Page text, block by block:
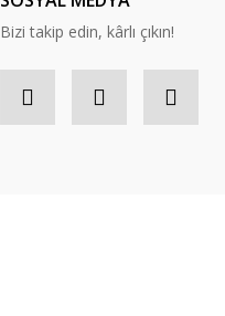
Bizi takip edin, kârlı çıkın!